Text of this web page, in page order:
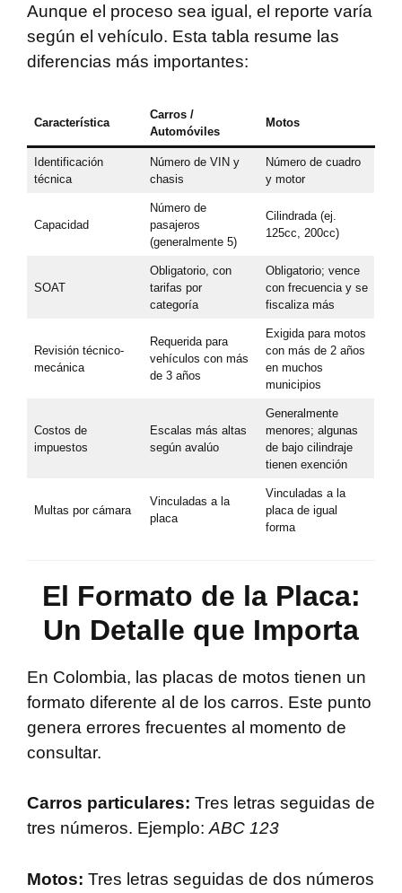
Aunque el proceso sea igual, el reporte varía
según el vehículo. Esta tabla resume las
diferencias más importantes:
Característica
Carros /
Automóviles
Motos
Identificación
técnica
Número de VIN y
chasis
Número de cuadro
y motor
Capacidad
Número de
pasajeros
(generalmente 5)
Cilindrada (ej.
125cc, 200cc)
SOAT
Obligatorio, con
tarifas por
categoría
Obligatorio; vence
con frecuencia y se
fiscaliza más
Revisión técnico-
mecánica
Requerida para
vehículos con más
de 3 años
Exigida para motos
con más de 2 años
en muchos
municipios
Costos de
impuestos
Escalas más altas
según avalúo
Generalmente
menores; algunas
de bajo cilindraje
tienen exención
Multas por cámara
Vinculadas a la
placa
Vinculadas a la
placa de igual
forma
El Formato de la Placa:
Un Detalle que Importa
En Colombia, las placas de motos tienen un
formato diferente al de los carros. Este punto
genera errores frecuentes al momento de
consultar.
Carros particulares: Tres letras seguidas de
tres números. Ejemplo: ABC 123
Motos: Tres letras seguidas de dos números